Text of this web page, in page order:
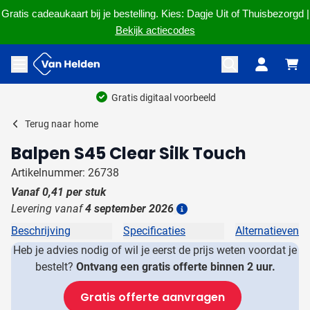
Gratis cadeaukaart bij je bestelling. Kies: Dagje Uit of Thuisbezorgd |
Bekijk actiecodes
Ga naar de inhoud
Menu openen
Gratis digitaal voorbeeld
Terug naar home
Balpen S45 Clear Silk Touch
Artikelnummer: 26738
Vanaf0,41 per stuk
Levering vanaf4 september 2026
Beschrijving Specificaties
Alternatieven
Heb je advies nodig of wil je eerst de prijs weten voordat je
bestelt? Ontvang een gratis offerte binnen 2 uur.
Gratis offerte aanvragen